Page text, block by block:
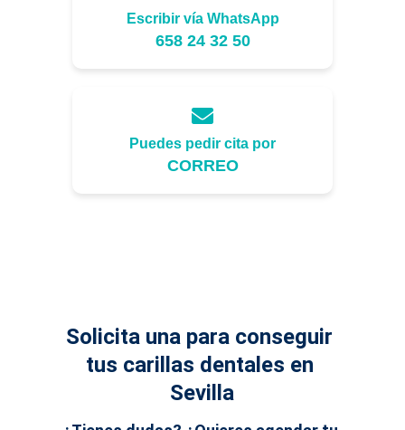
Solicita una para conseguir
tus carillas dentales en
Sevilla